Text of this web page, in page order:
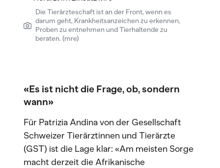
Die Tierärzteschaft ist an der Front, wenn es
darum geht, Krankheitsanzeichen zu erkennen,
Proben zu entnehmen und Tierhaltende zu
beraten. (mre)
«Es ist nicht die Frage, ob, sondern
wann»
Für Patrizia Andina von der Gesellschaft
Schweizer Tierärztinnen und Tierärzte
(GST) ist die Lage klar: «Am meisten Sorge
macht derzeit die Afrikanische